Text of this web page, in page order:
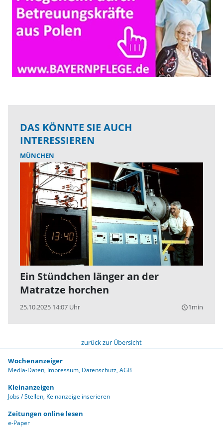
DAS KÖNNTE SIE AUCH
INTERESSIEREN
MÜNCHEN
Ein Stündchen länger an der
Matratze horchen
25.10.2025 14:07 Uhr query_builder1min
zurück zur Übersicht
Wochenanzeiger
Media-Daten Impressum Datenschutz AGB
Kleinanzeigen
Jobs / Stellen Keinanzeige inserieren
Zeitungen online lesen
e-Paper